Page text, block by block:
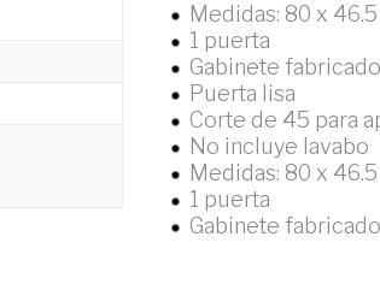
Medidas: 80 x
1 puerta
Gabinete
Puerta lisa
Corte de 45 para
No incluye lavabo
Medidas: 80 x
1 puerta
Gabinete